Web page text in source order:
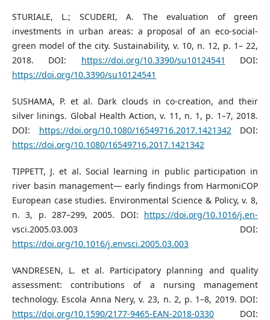
STURIALE, L.; SCUDERI, A. The evaluation of green
investments in urban areas: a proposal of an eco-social-
green model of the city. Sustainability, v. 10, n. 12, p. 1– 22,
2018. DOI: https://doi.org/10.3390/su10124541
DOI:
https://doi.org/10.3390/su10124541
SUSHAMA, P. et al. Dark clouds in co-creation, and their
silver linings. Global Health Action, v. 11, n. 1, p. 1–7, 2018.
DOI: https://doi.org/10.1080/16549716.2017.1421342 DOI:
https://doi.org/10.1080/16549716.2017.1421342
TIPPETT, J. et al. Social learning in public participation in
river basin management— early findings from HarmoniCOP
European case studies. Environmental Science & Policy, v. 8,
n. 3, p. 287–299, 2005. DOI: https://doi.org/10.1016/j.en-
vsci.2005.03.003 DOI:
https://doi.org/10.1016/j.envsci.2005.03.003
VANDRESEN, L. et al. Participatory planning and quality
assessment: contributions of a nursing management
technology. Escola Anna Nery, v. 23, n. 2, p. 1–8, 2019. DOI:
https://doi.org/10.1590/2177-9465-EAN-2018-0330DOI: